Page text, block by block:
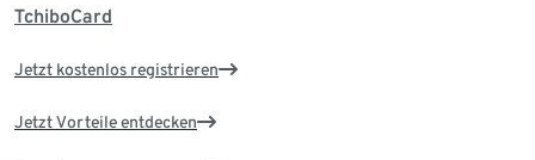
TchiboCard
Jetzt kostenlos registrieren
Jetzt Vorteile entdecken